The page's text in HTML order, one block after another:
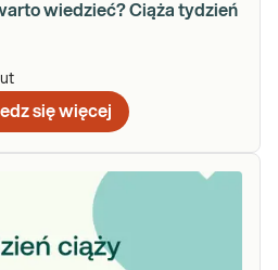
wiedzieć? Ciąża tydzień
się więcej